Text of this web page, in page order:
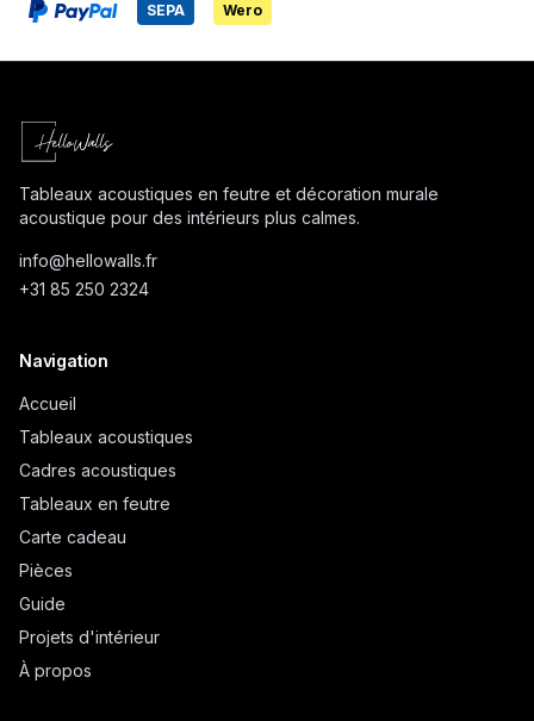
SEPA Wero
Tableaux acoustiques en feutre et décoration murale
acoustique pour des intérieurs plus calmes.
info@hellowalls.fr
+31 85 250 2324
Navigation
Accueil
Tableaux acoustiques
Cadres acoustiques
Tableaux en feutre
Carte cadeau
Pièces
Guide
Projets d'intérieur
À propos